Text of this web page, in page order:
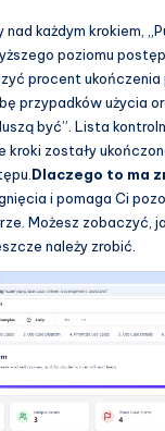
każdym krokiem,
poziomu
procent ukończenia
przypadków użycia
być”. Lista
kroki zostały
Dlaczego to ma
i pomaga Ci
Możesz zobaczyć,
należy zrobić.